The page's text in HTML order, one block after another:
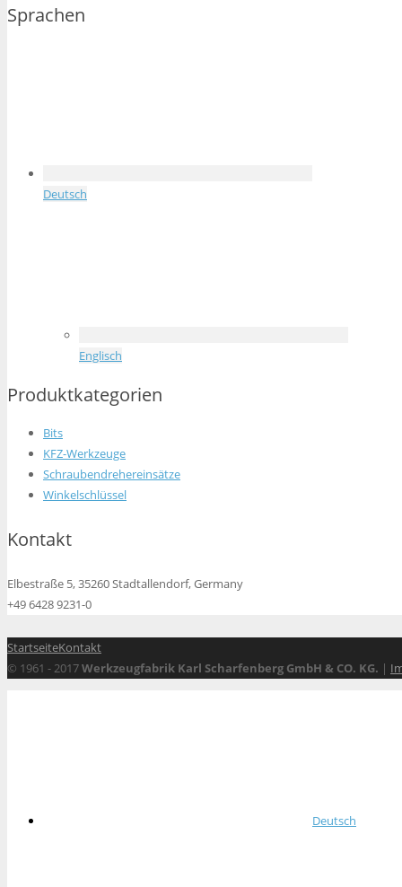
Sprachen
Deutsch
Englisch
Produktkategorien
Bits
KFZ-Werkzeuge
Schraubendrehereinsätze
Winkelschlüssel
Kontakt
Elbestraße 5, 35260 Stadtallendorf, Germany
+49 6428 9231-0
StartseiteKontakt
© 1961 - 2017Werkzeugfabrik Karl Scharfenberg GmbH & CO. KG. |
Deutsch